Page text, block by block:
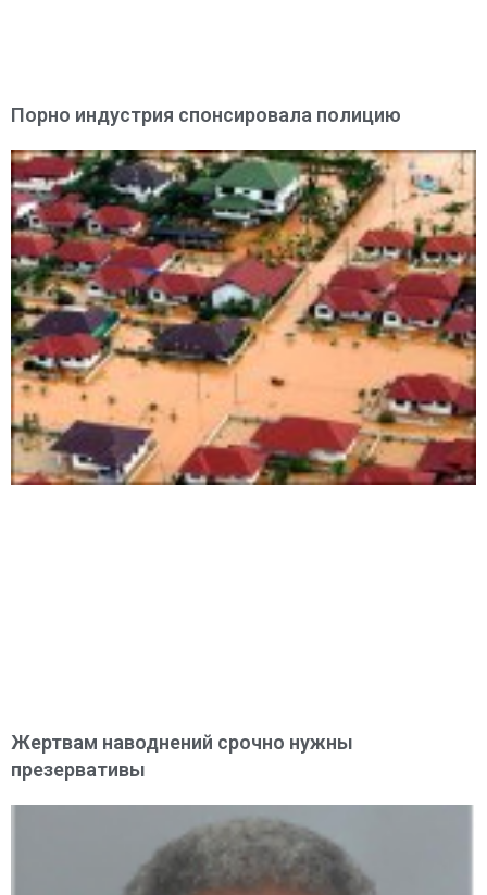
Порно индустрия спонсировала полицию
Жертвам наводнений срочно нужны
презервативы